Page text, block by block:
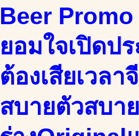
Beer
ยอมใจเปิดป
ต้องเสียเวล
สบายตัวสบา